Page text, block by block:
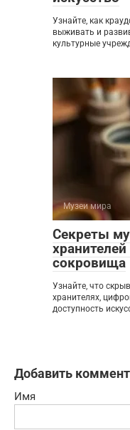
Узнайте, как
выживать и
культурные
Музеи мира
Секреты
сокровища
Узнайте, что
хранителях,
доступность
Добавить
Имя